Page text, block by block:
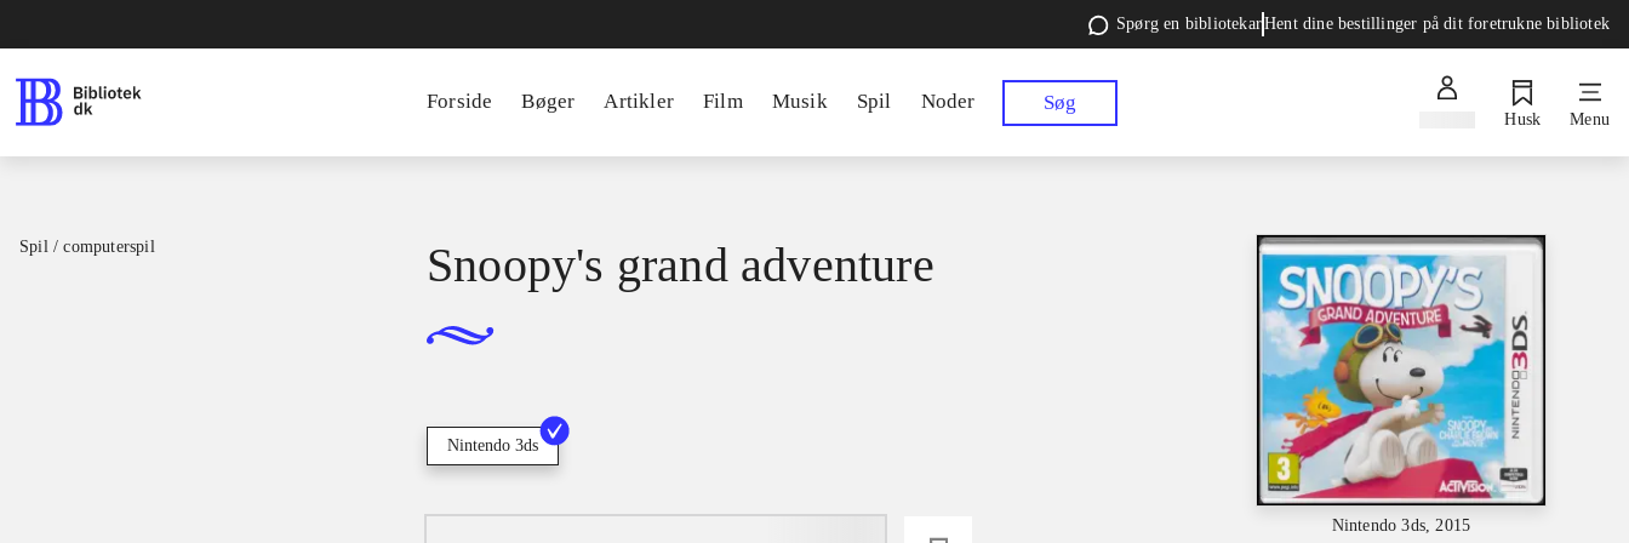
Spørg en bibliotekarHent dine bestillinger på dit foretrukne bibliotek
Forside Bøger Artikler Film Musik Spil Noder Søg
Husk Menu
Spil / computerspil
Nintendo 3ds, 2015
Snoopy's grand adventure
Nintendo 3ds